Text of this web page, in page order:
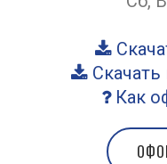
Скачать
Как